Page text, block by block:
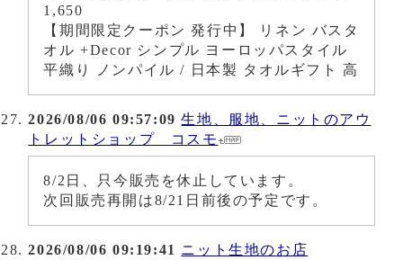
1,650
【期間限定クーポン 発行中】 リネン バスタ
オル +Decor シンプル ヨーロッパスタイル
平織り ノンパイル / 日本製 タオルギフト 高
2026/08/06 09:57:09 生地、服地、ニットのアウ
トレットショップ コスモ
8/2日、只今販売を休止しています。
次回販売再開は8/21日前後の予定です。
2026/08/06 09:19:41 ニット生地のお店